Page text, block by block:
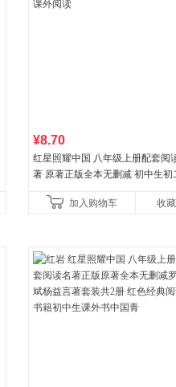
¥8.70
红星照耀中国 八年级上册配套阅
著 原著正版全本无删减 初中生初
加入购物车
收藏